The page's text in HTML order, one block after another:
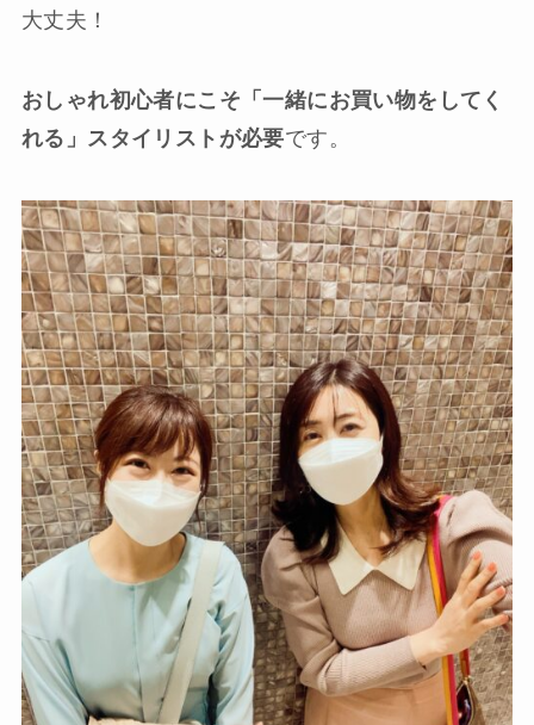
大丈夫！
おしゃれ初心者にこそ「一緒にお買い物をしてく
れる」スタイリストが必要です。